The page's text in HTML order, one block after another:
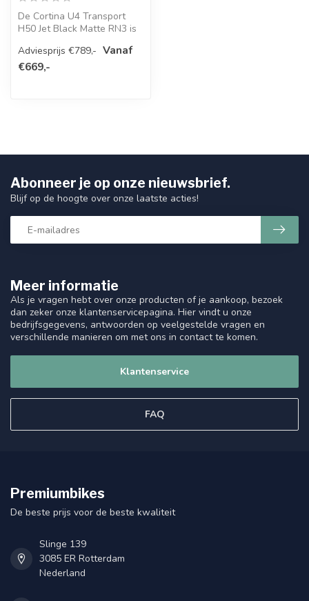
De Cortina U4 Transport
H50 Jet Black Matte RN3 is
tr...
Adviesprijs €789,- Vanaf
€669,-
Meer informatie
Als je vragen hebt over onze producten of je aankoop, bezoek
dan zeker onze klantenservicepagina. Hier vindt u onze
bedrijfsgegevens, antwoorden op veelgestelde vragen en
verschillende manieren om met ons in contact te komen.
Klantenservice
FAQ
Abonneer je op onze nieuwsbrief.
Blijf op de hoogte over onze laatste acties!
Premiumbikes
De beste prijs voor de beste kwaliteit
Slinge 139
3085 ER Rotterdam
Nederland